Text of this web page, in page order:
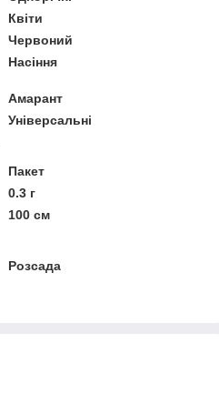
Квіти
Червоний
Насіння
Амарант
Універсальні
Пакет
0.3 г
100 см
Розсада